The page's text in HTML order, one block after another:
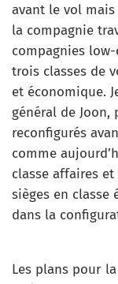
avant le vol mais
la compagnie
compagnies
trois classes de
et économique.
général de Joon,
reconfigurés
comme
classe affaires et
sièges en
dans la
Les plans pour